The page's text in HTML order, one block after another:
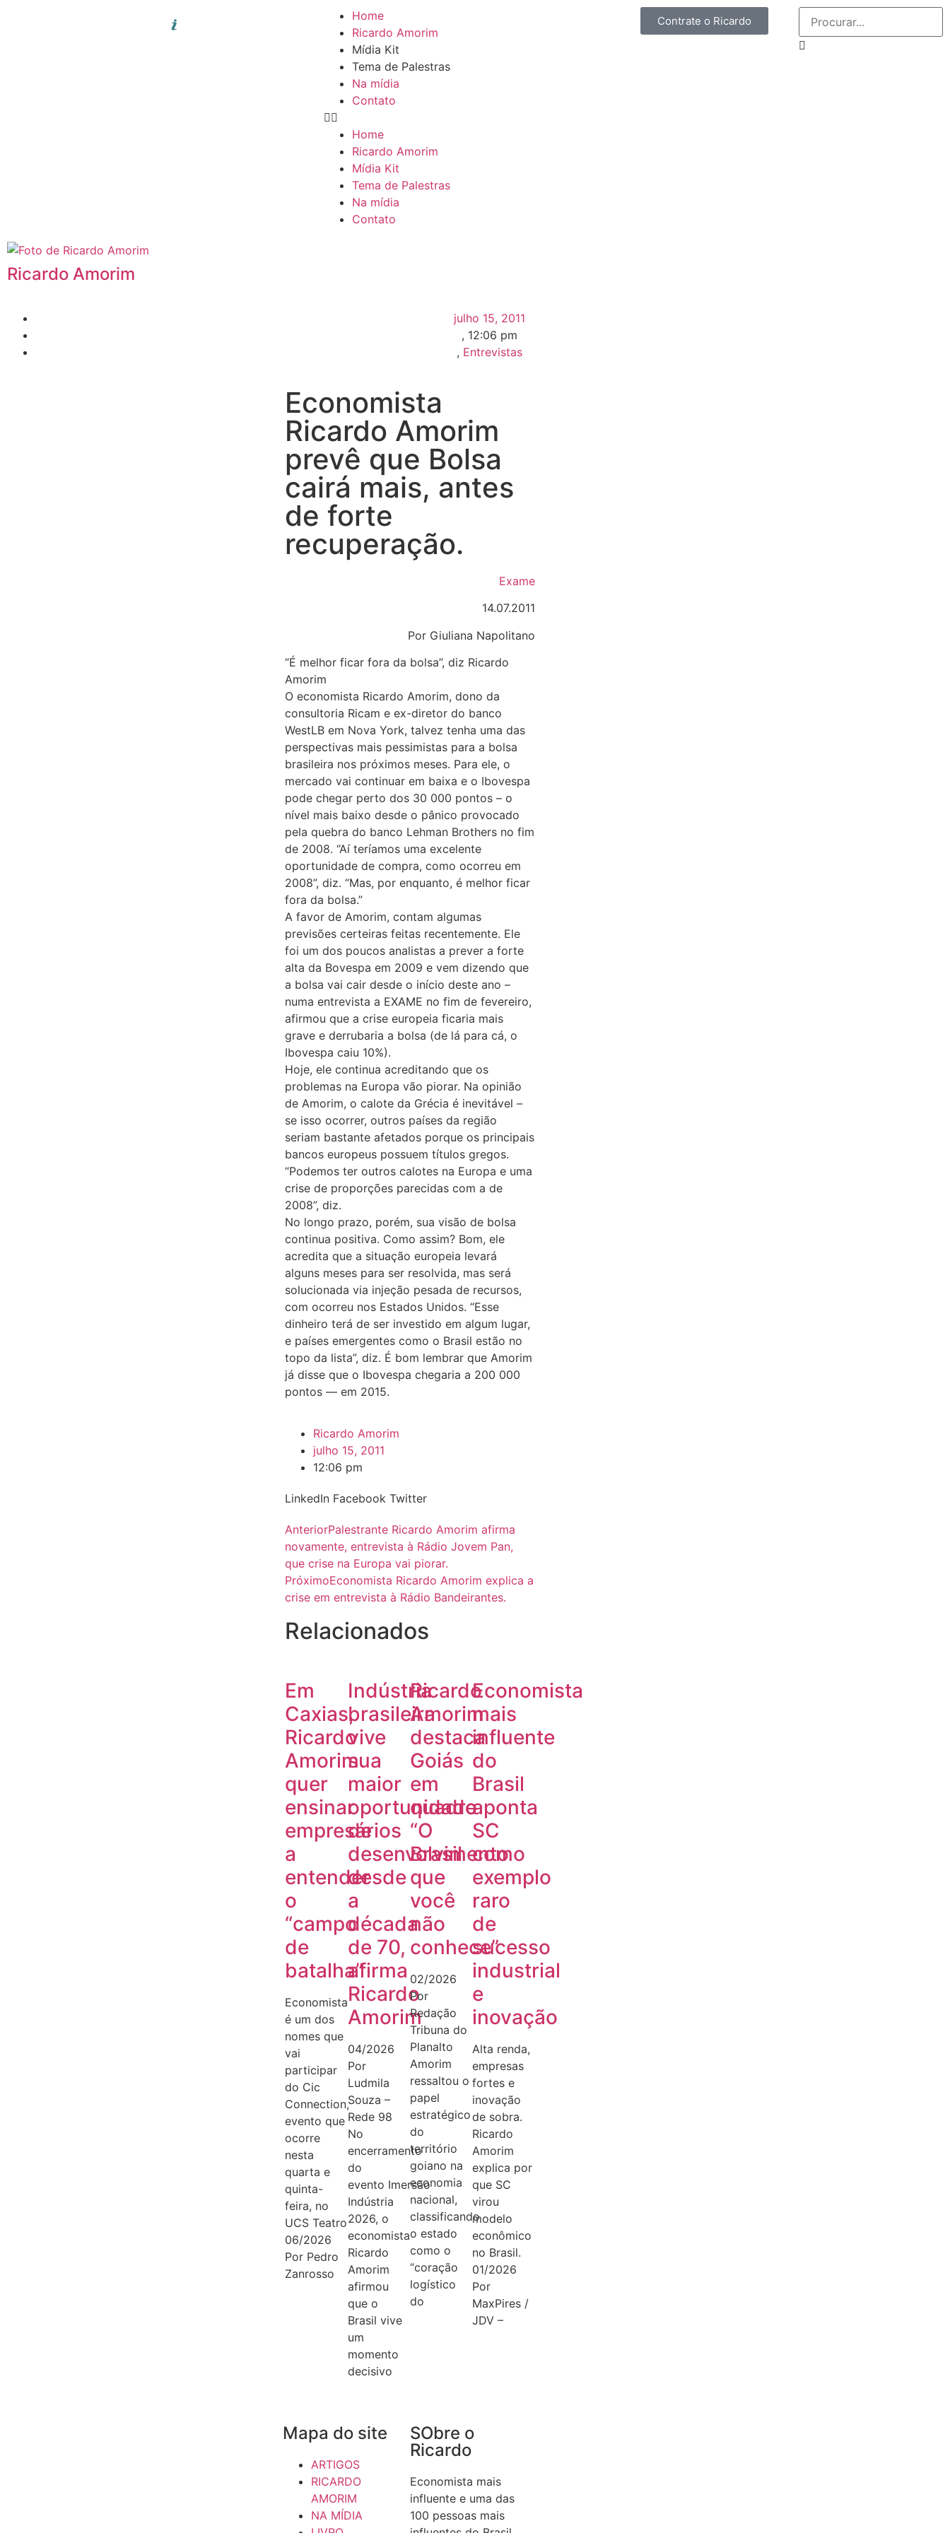
Home
Ricardo Amorim
Mídia Kit
Tema de Palestras
Na mídia
Contato
Home
Ricardo Amorim
Mídia Kit
Tema de Palestras
Na mídia
Contato
Contrate o Ricardo
Ricardo Amorim
julho 15, 2011
, 12:06 pm
, Entrevistas
Economista
Ricardo Amorim
prevê que Bolsa
cairá mais, antes
de forte
recuperação.
Exame
14.07.2011
Por Giuliana Napolitano
“É melhor ficar fora da bolsa”, diz Ricardo
Amorim
O economista Ricardo Amorim, dono da
consultoria Ricam e ex-diretor do banco
WestLB em Nova York, talvez tenha uma das
perspectivas mais pessimistas para a bolsa
brasileira nos próximos meses. Para ele, o
mercado vai continuar em baixa e o Ibovespa
pode chegar perto dos 30 000 pontos – o
nível mais baixo desde o pânico provocado
pela quebra do banco Lehman Brothers no fim
de 2008. “Aí teríamos uma excelente
oportunidade de compra, como ocorreu em
2008”, diz. “Mas, por enquanto, é melhor ficar
fora da bolsa.”
A favor de Amorim, contam algumas
previsões certeiras feitas recentemente. Ele
foi um dos poucos analistas a prever a forte
alta da Bovespa em 2009 e vem dizendo que
a bolsa vai cair desde o início deste ano –
numa entrevista a EXAME no fim de fevereiro,
afirmou que a crise europeia ficaria mais
grave e derrubaria a bolsa (de lá para cá, o
Ibovespa caiu 10%).
Hoje, ele continua acreditando que os
problemas na Europa vão piorar. Na opinião
de Amorim, o calote da Grécia é inevitável –
se isso ocorrer, outros países da região
seriam bastante afetados porque os principais
bancos europeus possuem títulos gregos.
“Podemos ter outros calotes na Europa e uma
crise de proporções parecidas com a de
2008”, diz.
No longo prazo, porém, sua visão de bolsa
continua positiva. Como assim? Bom, ele
acredita que a situação europeia levará
alguns meses para ser resolvida, mas será
solucionada via injeção pesada de recursos,
com ocorreu nos Estados Unidos. “Esse
dinheiro terá de ser investido em algum lugar,
e países emergentes como o Brasil estão no
topo da lista”, diz. É bom lembrar que Amorim
já disse que o Ibovespa chegaria a 200 000
pontos — em 2015.
Ricardo Amorim
julho 15, 2011
12:06 pm
LinkedIn Facebook Twitter
AnteriorPalestrante Ricardo Amorim afirma
novamente, entrevista à Rádio Jovem Pan,
que crise na Europa vai piorar.
PróximoEconomista Ricardo Amorim explica a
crise em entrevista à Rádio Bandeirantes.
Relacionados
Em
Caxias,
Ricardo
Amorim
quer
ensinar
empresários
a
entender
o
“campo
de
batalha”
Economista
é um dos
nomes que
vai
participar
do Cic
Connection,
evento que
ocorre
nesta
quarta e
quinta-
feira, no
UCS Teatro
06/2026
Por Pedro
Zanrosso
Indústria
brasileira
vive
sua
maior
oportunidade
de
desenvolvimento
desde
a
década
de 70,
afirma
Ricardo
Amorim
04/2026
Por
Ludmila
Souza –
Rede 98
No
encerramento
do
evento Imersão
Indústria
2026, o
economista
Ricardo
Amorim
afirmou
que o
Brasil vive
um
momento
decisivo
Ricardo
Amorim
destaca
Goiás
em
quadro
“O
Brasil
que
você
não
conhece”
02/2026
Por
Redação
Tribuna do
Planalto
Amorim
ressaltou o
papel
estratégico
do
território
goiano na
economia
nacional,
classificando
o estado
como o
“coração
logístico
do
Economista
mais
influente
do
Brasil
aponta
SC
como
exemplo
raro
de
sucesso
industrial
e
inovação
Alta renda,
empresas
fortes e
inovação
de sobra.
Ricardo
Amorim
explica por
que SC
virou
modelo
econômico
no Brasil.
01/2026
Por
MaxPires /
JDV –
Mapa do site
ARTIGOS
RICARDO
AMORIM
NA MÍDIA
SObre o
Ricardo
Economista mais
influente e uma das
100 pessoas mais